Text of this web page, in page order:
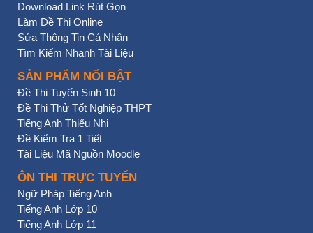
Download Link Rút Gọn
Làm Đề Thi Online
Sửa Thông Tin Cá Nhân
Tìm Kiếm Nhanh Tài Liệu
SẢN PHẨM NỔI BẬT
Đề Thi Tuyển Sinh 10
Đề Thi Thử Tốt Nghiệp THPT
Tiếng Anh Thiếu Nhi
Đề Kiểm Tra 1 Tiết
Tài Liệu Mã Nguồn Moodle
ÔN THI TRỰC TUYẾN
Ngữ Pháp Tiếng Anh
Tiếng Anh Lớp 10
Tiếng Anh Lớp 11